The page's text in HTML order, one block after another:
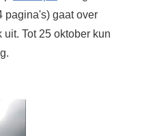
pagina's) gaat over
Tot 25 oktober kun